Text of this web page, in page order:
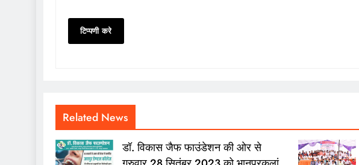
Related News
डॉ. विकास जैफ फाउंडेशन की ओर से